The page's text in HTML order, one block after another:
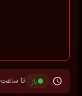
باز تا ساعت 19:00